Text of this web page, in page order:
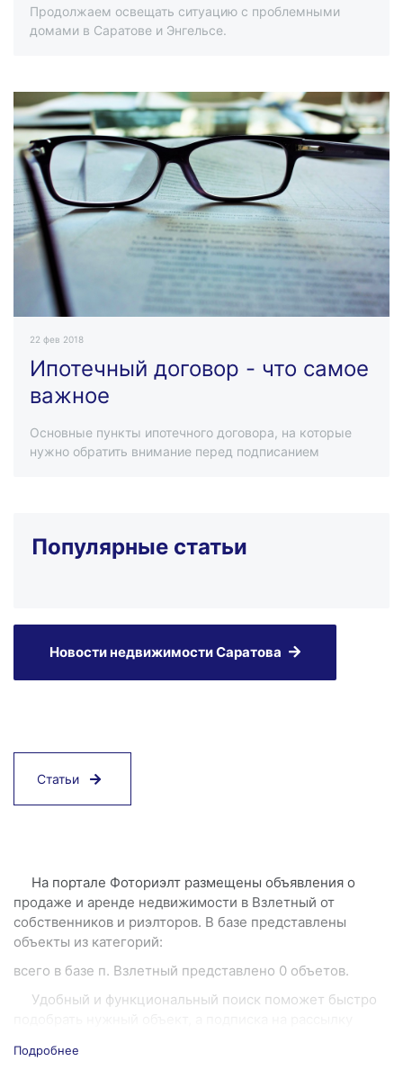
Продолжаем освещать ситуацию с проблемными
домами в Саратове и Энгельсе.
22 фев 2018
Ипотечный договор - что самое
важное
Основные пункты ипотечного договора, на которые
нужно обратить внимание перед подписанием
Популярные статьи
Новости недвижимости Саратова
Статьи
На портале Фоториэлт размещены объявления о
продаже и аренде недвижимости в Взлетный от
собственников и риэлторов. В базе представлены
объекты из категорий:
всего в базе п. Взлетный представлено 0 объетов.
Удобный и функциональный поиск поможет быстро
выгодного предложения и сэкономить время.
Подробнее